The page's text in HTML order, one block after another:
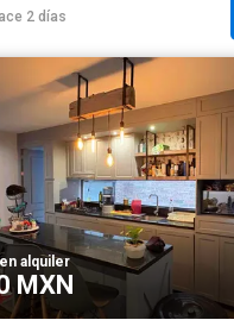
2 días
en alquiler
MXN